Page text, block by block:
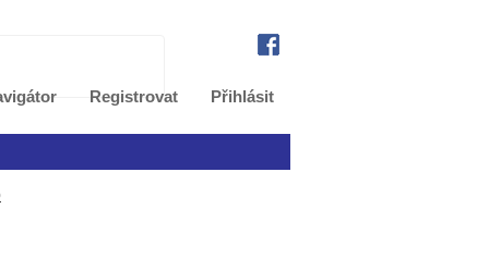
Registrovat Přihlásit